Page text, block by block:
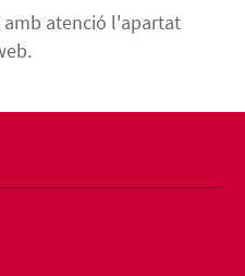
amb atenció l'apartat